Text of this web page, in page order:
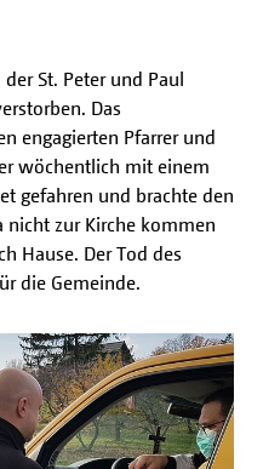
St. Peter und Paul
Das
engagierten Pfarrer und
wöchentlich mit einem
gefahren und brachte den
nicht zur Kirche kommen
Hause. Der Tod des
die Gemeinde.